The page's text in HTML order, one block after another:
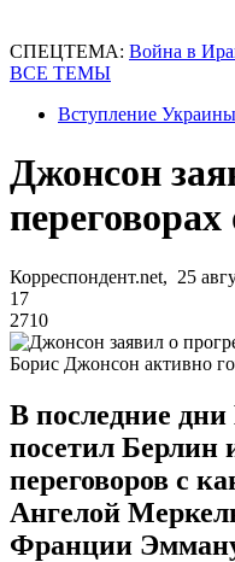
СПЕЦТЕМА: Война в
ВСЕ ТЕМЫ
Вступление
Джонсон
Корреспондент.net, 25
17
2710
Борис Джонсон активно
В последние
посетил Берлин
переговоров с
Ангелой
Франции